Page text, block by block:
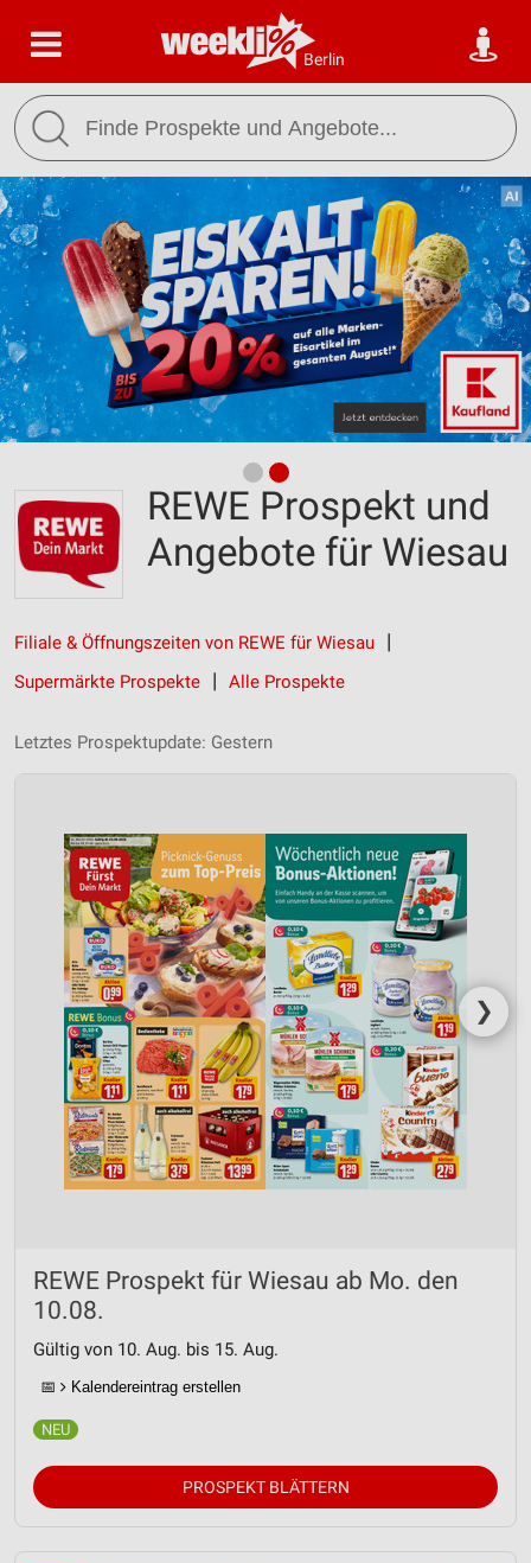
Berlin
REWE Prospekt und
Angebote für Wiesau
Filiale & Öffnungszeiten von REWE für Wiesau
Supermärkte Prospekte
Alle Prospekte
Letztes Prospektupdate: Gestern
❯
REWE Prospekt für Wiesau ab Mo. den
10.08.
Gültig von 10. Aug. bis 15. Aug.
📅 Kalendereintrag erstellen
PROSPEKT BLÄTTERN